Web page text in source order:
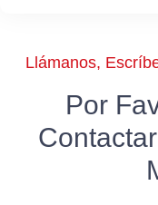
Llámanos,
Por